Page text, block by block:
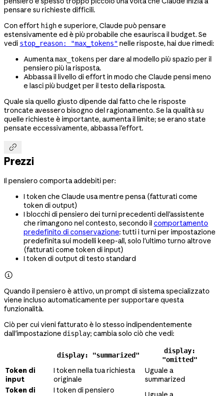
pensare su richieste difficili.
Con effort highe superiore, Claude può pensare
estensivamente ed è più probabile che esaurisca il budget. Se
vedi stop_reason: "max_tokens" nelle risposte, hai due rimedi:
Aumentamax_tokens per dare al modello più spazio per il
pensiero più la risposta.
Abbassa il livello di effort in modo che Claude pensi meno
e lasci più budget per il testo della risposta.
Quale sia quello giusto dipende dal fatto che le risposte
troncate avessero bisogno del ragionamento. Se la qualità su
quelle richieste è importante, aumenta il limite; se erano state
pensate eccessivamente, abbassa l'effort.

Prezzi
Il pensiero comporta addebiti per:
I token che Claude usa mentre pensa (fatturati come
token di output)
I blocchi di pensiero dei turni precedenti dell'assistente
che rimangono nel contesto, secondo il comportamento
predefinito di conservazione: tutti i turni per impostazione
predefinita sui modelli keep-all, solo l'ultimo turno altrove
(fatturati come token di input)
I token di output di testo standard

Quando il pensiero è attivo, un prompt di sistema specializzato
viene incluso automaticamente per supportare questa
funzionalità.
Ciò per cui vieni fatturato è lo stesso indipendentemente
dall'impostazione display; cambia solo ciò che vedi:
display: "summarized"
display:
"omitted"
Token di
input
I token nella tua richiesta
originale
Uguale a
summarized
Token di
I token di pensiero